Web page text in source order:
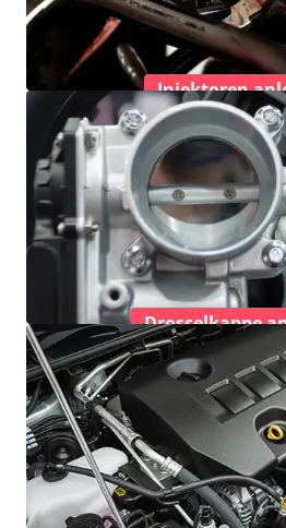
Injektoren
Drosselkappe